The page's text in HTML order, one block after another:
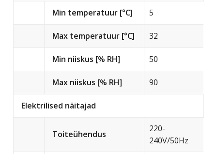
Min temperatuur [°C] 5
Max temperatuur [°C] 32
Min niiskus [% RH] 50
Max niiskus [% RH] 90
Elektrilised näitajad
Toiteühendus
220-
240V/50Hz